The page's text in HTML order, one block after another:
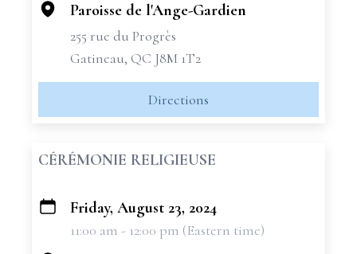
Paroisse de l'Ange-Gardien
255 rue du Progrès
Gatineau, QC J8M 1T2
Directions
CÉRÉMONIE RELIGIEUSE
+
Friday, August 23, 2024
11:00 am - 12:00 pm (Eastern time)